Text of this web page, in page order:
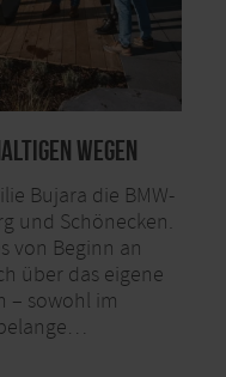
Wegen
Bujara die BMW-
und Schönecken.
von Beginn an
über das eigene
– sowohl im